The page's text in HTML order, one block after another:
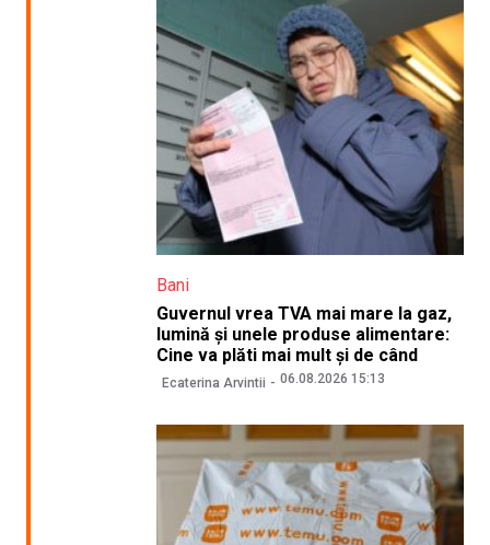
Bani
Guvernul vrea TVA mai mare la gaz,
lumină și unele produse alimentare:
Cine va plăti mai mult și de când
Ecaterina Arvintii 06.08.2026 15:13